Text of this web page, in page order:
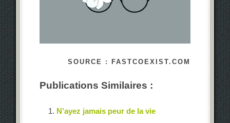
SOURCE : FASTCOEXIST.COM
Publications Similaires :
N’ayez jamais peur de la vie